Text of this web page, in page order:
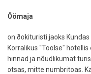
Öömaja
on ðokituristi jaoks
Korralikus "Toolse"
hinnad ja nõudlikumat
otsas, mitte numbritoas.